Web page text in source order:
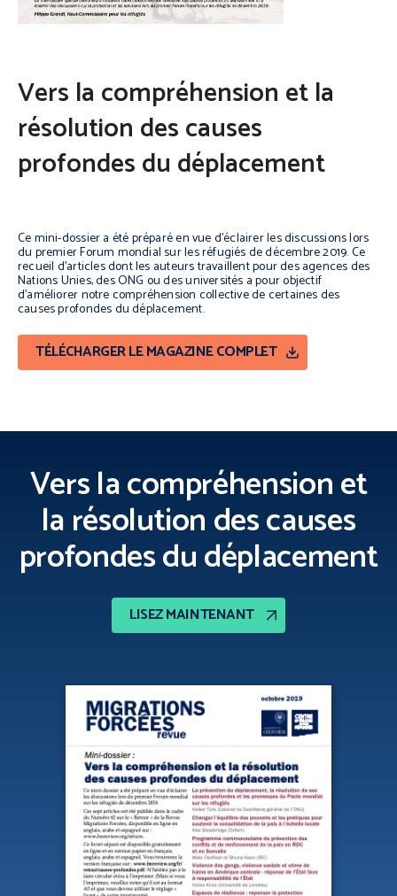
Vers la compréhension et la
résolution des causes
profondes du déplacement
Ce mini-dossier a été préparé en vue d’éclairer les discussions lors
du premier Forum mondial sur les réfugiés de décembre 2019. Ce
recueil d’articles dont les auteurs travaillent pour des agences des
Nations Unies, des ONG ou des universités a pour objectif
d’améliorer notre compréhension collective de certaines des
causes profondes du déplacement.
TÉLÉCHARGER LE MAGAZINE COMPLET
Vers la compréhension et
la résolution des causes
profondes du déplacement
LISEZ MAINTENANT